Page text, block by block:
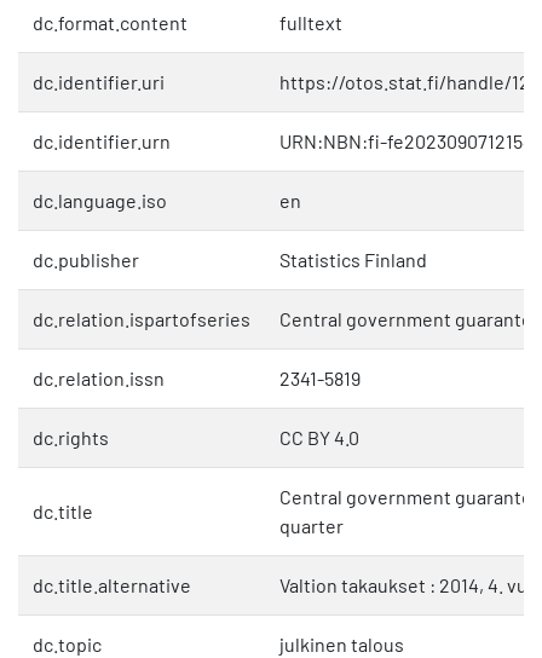
dc.format.content fulltext
dc.identifier.uri https://otos.stat.fi/handle/
dc.identifier.urn URN:NBN:fi-fe20230907121541
dc.language.iso en
dc.publisher Statistics Finland
dc.relation.ispartofseries Central government
dc.relation.issn 2341-5819
dc.rights CC BY 4.0
dc.title
Central government
quarter
dc.title.alternative Valtion takaukset : 2014, 4.
dc.topic julkinen talous